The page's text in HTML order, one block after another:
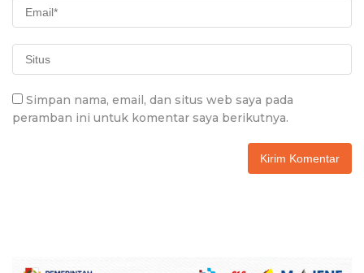
Simpan nama, email, dan situs web saya pada
peramban ini untuk komentar saya berikutnya.